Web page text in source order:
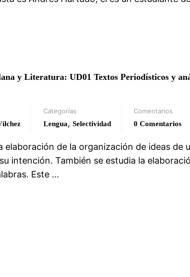
y Literatura: UD01 Textos Periodísticos y
Categorías
Lengua, Selectividad
Comentarios
0 Comentarios
elaboración de la organización de ideas de
intención. También se estudia la
Este …